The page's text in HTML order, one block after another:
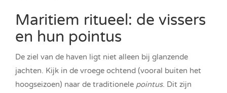
Maritiem ritueel: de vissers
en hun pointus
De ziel van de haven ligt niet alleen bij glanzende
jachten. Kijk in de vroege ochtend (vooral buiten het
hoogseizoen) naar de traditionele pointus. Dit zijn